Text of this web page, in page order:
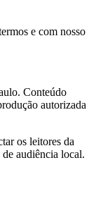
e com nosso
Conteúdo
autorizada
os leitores da
audiência local.